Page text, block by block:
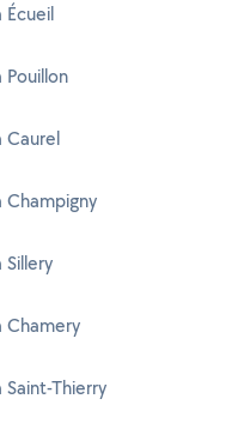
Caurel
Chamery
Thierry